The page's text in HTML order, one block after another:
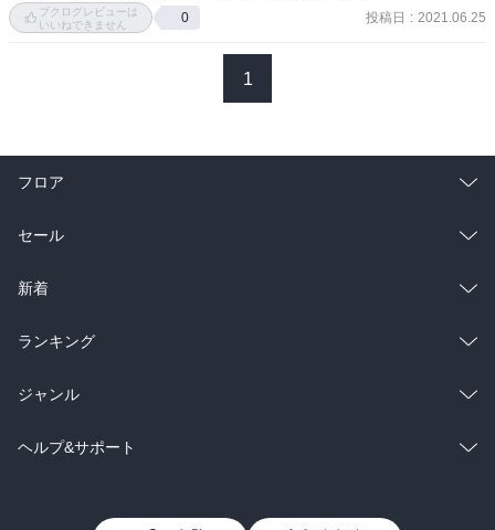
次作品の『インビジブル』は直木賞候補になって、こちらもおもし
ブクログレビューは
いいねできません
0 投稿日 : 2021.06.25
1
フロア
総合
ラノベ
雑誌・グラビア
BL・TL
セール
総合
ラノベ
雑誌・グラビア
BL・TL
新着
総合
ラノベ
雑誌・グラビア
ランキング
総合
ラノベ
ジャンル
コミック
ヘルプ&サポート